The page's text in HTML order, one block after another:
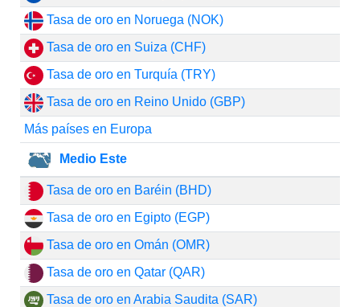
Tasa de oro en Noruega (NOK)
Tasa de oro en Suiza (CHF)
Tasa de oro en Turquía (TRY)
Tasa de oro en Reino Unido (GBP)
Más países en Europa
Medio Este
Tasa de oro en Baréin (BHD)
Tasa de oro en Egipto (EGP)
Tasa de oro en Omán (OMR)
Tasa de oro en Qatar (QAR)
Tasa de oro en Arabia Saudita (SAR)